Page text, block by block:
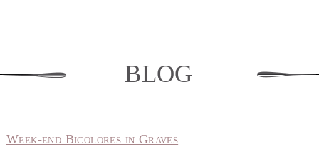
blog
Week-end Bicolores in Graves